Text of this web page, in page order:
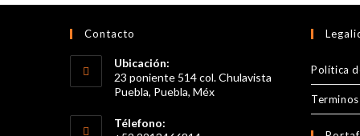
Contacto
Ubicación:
23 poniente 514 col. Chulavista
Puebla, Puebla, Méx
Télefono:
Política